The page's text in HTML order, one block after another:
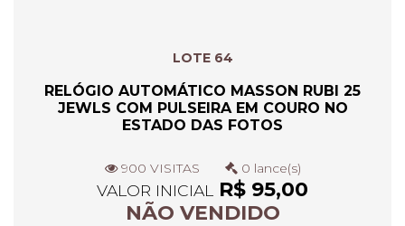
LOTE 64
RELÓGIO AUTOMÁTICO MASSON RUBI 25
JEWLS COM PULSEIRA EM COURO NO
ESTADO DAS FOTOS
900 VISITAS 0 lance(s)
VALOR INICIAL
R$ 95,00
NÃO VENDIDO